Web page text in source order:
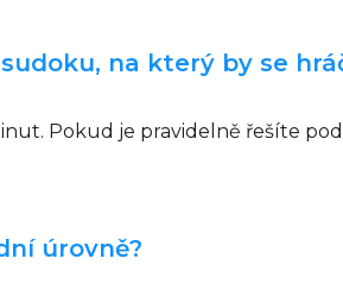
na který by se
Pokud je pravidelně řešíte
úrovně?